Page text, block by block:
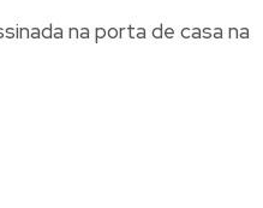
na porta de casa na